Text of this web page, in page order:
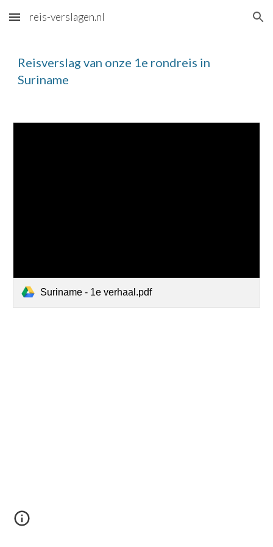
Skip to main content Skip to navigation
reis-verslagen.nl
Reisverslag van onze 1e rondreis in
Suriname
Suriname - 1e verhaal.pdf